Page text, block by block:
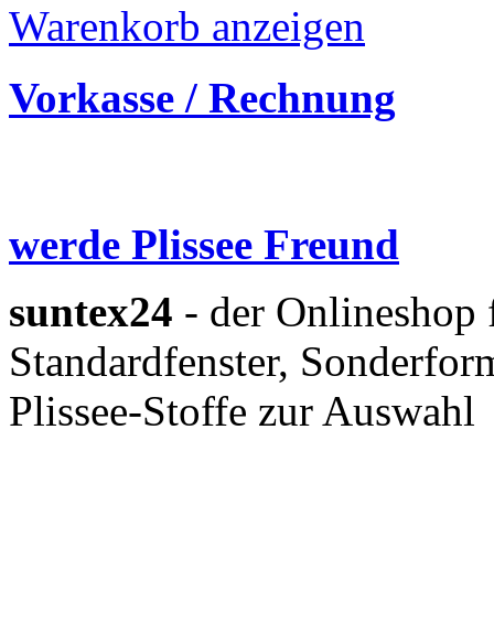
Warenkorb anzeigen
Vorkasse / Rechnung
werde Plissee Freund
suntex24 - der
Standardfenster,
Plissee-Stoffe zur Auswahl